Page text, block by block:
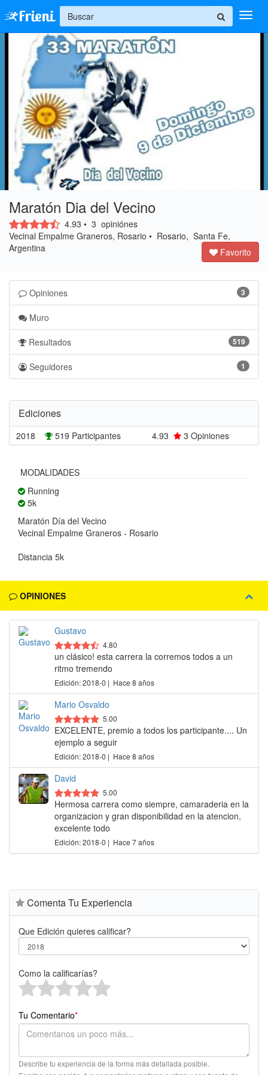
Ingresar
Inicio
Ayuda
+
Maratón Dia del Vecino
4.93 • 3 opiniónes
Vecinal Empalme Graneros, Rosario • Rosario, Santa Fe,
Argentina
Favorito
3
Opiniones
Muro
519
Resultados
1
Seguidores
Ediciones
2018 519 Participantes 4.93 3 Opiniones
MODALIDADES
Running
5k
Maratón Día del Vecino
Vecinal Empalme Graneros - Rosario
Distancia 5k
OPINIONES
Gustavo
4.80
un clásico! esta carrera la corremos todos a un
ritmo tremendo
Edición: 2018-0 | Hace 8 años
Mario Osvaldo
5.00
EXCELENTE, premio a todos los participante.... Un
ejemplo a seguir
Edición: 2018-0 | Hace 8 años
David
5.00
Hermosa carrera como siempre, camaraderia en la
organizacion y gran disponibilidad en la atencion,
excelente todo
Edición: 2018-0 | Hace 7 años
Comenta Tu Experiencia
Que Edición quieres calificar?
Como la calificarías?
Tu Comentario*
Describe tu experiencia de la forma más detallada posible.